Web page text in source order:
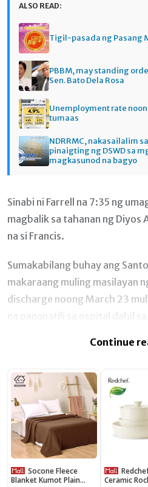
ALSO READ:
Tigil-pasada ng Pasang
PBBM, may standing
Sen. Bato Dela Rosa
Unemployment rate
tumaas
NDRRMC, nakasailalim
pinaigting ng DSWD sa
magkasunod na bagyo
Sinabi ni Farrell na 7:35 ng
magbalik sa tahanan ng Diyos
na si Francis.
Sumakabilang buhay ang
makaraang muling masilayan
discharge noong March 23
Continue
Socone Fleece
Blanket Kumot Plain
Redchef Nonstick
Ceramic